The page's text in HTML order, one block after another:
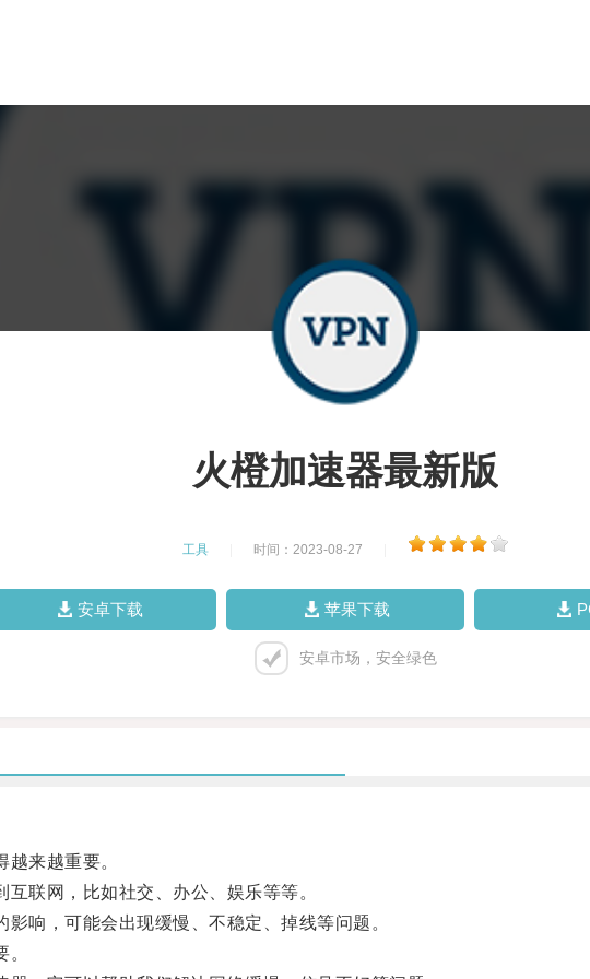
火橙加速器最新版
工具 时间：2023-08-27
安卓下载 苹果下载
安卓市场，安全绿色
来越重要。
联网，比如社交、办公、娱乐等等。
响，可能会出现缓慢、不稳定、掉线等问题。